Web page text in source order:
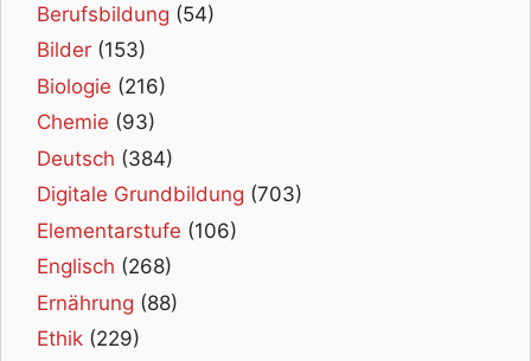
Berufsbildung (54)
Bilder (153)
Biologie (216)
Chemie (93)
Deutsch (384)
Digitale Grundbildung (703)
Elementarstufe (106)
Englisch (268)
Ernährung (88)
Ethik (229)